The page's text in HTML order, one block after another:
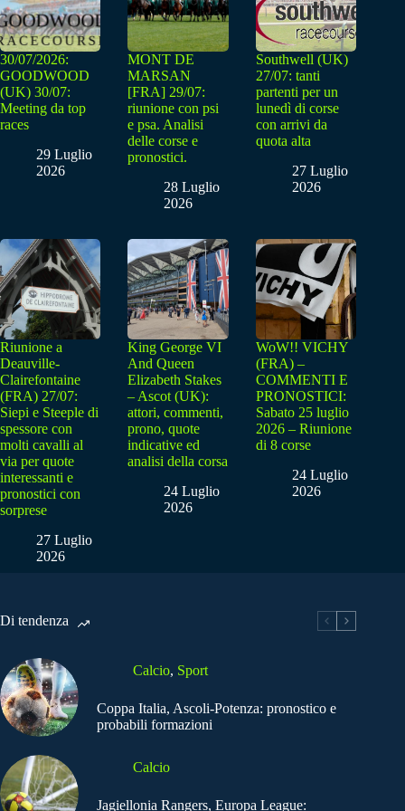
30/07/2026:
GOODWOOD
(UK) 30/07:
Meeting da top
races
29 Luglio
2026
MONT DE
MARSAN
[FRA] 29/07:
riunione con psi
e psa. Analisi
delle corse e
pronostici.
28 Luglio
2026
Southwell (UK)
27/07: tanti
partenti per un
lunedì di corse
con arrivi da
quota alta
27 Luglio
2026
Riunione a
Deauville-
Clairefontaine
(FRA) 27/07:
Siepi e Steeple di
spessore con
molti cavalli al
via per quote
interessanti e
pronostici con
sorprese
27 Luglio
2026
King George VI
And Queen
Elizabeth Stakes
– Ascot (UK):
attori, commenti,
prono, quote
indicative ed
analisi della corsa
24 Luglio
2026
WoW!! VICHY
(FRA) –
COMMENTI E
PRONOSTICI:
Sabato 25 luglio
2026 – Riunione
di 8 corse
24 Luglio
2026
Di tendenza
Calcio, Sport
Coppa Italia, Ascoli-Potenza: pronostico e
probabili formazioni
Calcio
Jagiellonia Rangers, Europa League: